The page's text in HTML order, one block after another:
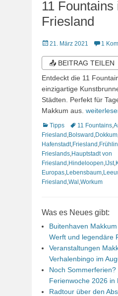
11 Fountains
Friesland
Veröffentlicht
21. März 2021 1
📤 BEITRAG TEILEN
Entdeckt die 11
einzigartige
Städten. Perfekt für
Makkum aus.
Kategorien
Tipps Schlagworte
11 Fountains
Friesland Bolsward Dokkum
Hafenstadt, Friesland
Frieslands Hauptstadt von
Friesland Hindeloopen IJst,
Europas Lebensbaum
Friesland Wal Workum
Was es Neues gibt:
Buitenhaven
Werft und legendäre
Veranstaltungen
Verhalenbingo im
Noch Sommerferien?
Ferienwoche 2026 in
Radtour über den